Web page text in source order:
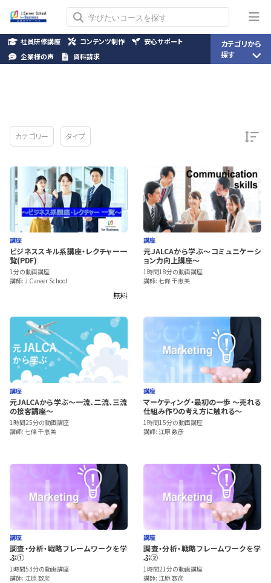
カテゴリー タイプ
講座
ビジネススキル系講座・レクチャー一
覧(PDF)
1分の動画講座
講師: J Career School
無料
講座
元JALCAから学ぶ～コミュニケーシ
ョン力向上講座～
1時間18分の動画講座
講師: 七條 千恵美
講座
元JALCAから学ぶ～一流、二流、三流
の接客講座～
1時間25分の動画講座
講師: 七條 千恵美
講座
マーケティング・最初の一歩 ～売れる
仕組み作りの考え方に触れる～
1時間15分の動画講座
講師: 江原 数彦
講座
調査・分析・戦略フレームワークを学
ぶ①
1時間53分の動画講座
講師: 江原 数彦
講座
調査・分析・戦略フレームワークを学
ぶ②
1時間21分の動画講座
講師: 江原 数彦
社員研修講座 コンテンツ制作
安心サポート
企業様の声
資料請求
カテゴリから
探す